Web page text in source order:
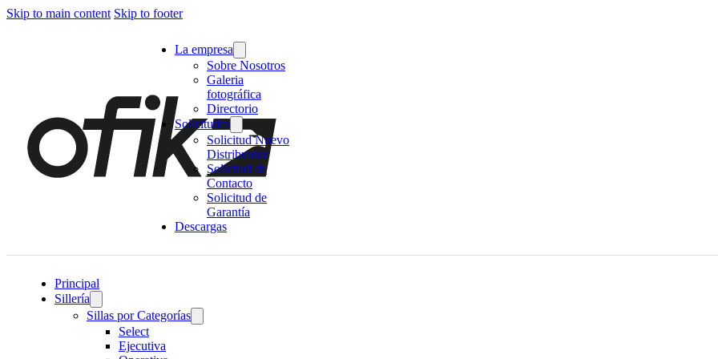
Skip to main content Skip to footer
La empresa
Sobre Nosotros
Galeria
fotográfica
Directorio
Solicitudes
Solicitud Nuevo
Distribuidor
Solicitud de
Contacto
Solicitud de
Garantía
Descargas
Principal
Sillería
Sillas por Categorías
Select
Ejecutiva